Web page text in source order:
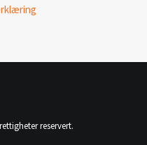
reservert.